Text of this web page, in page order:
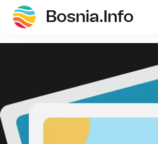
Bosnia.info